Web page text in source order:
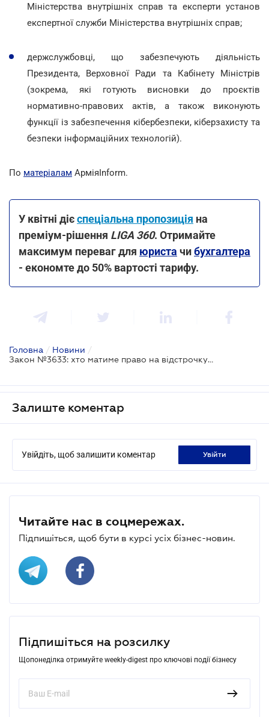
Міністерства внутрішніх справ та експерти установ
експертної служби Міністерства внутрішніх справ;
держслужбовці, що забезпечують діяльність
Президента, Верховної Ради та Кабінету Міністрів
(зокрема, які готують висновки до проєктів
нормативно-правових актів, а також виконують
функції із забезпечення кібербезпеки, кіберзахисту та
безпеки інформаційних технологій).
По матеріалам АрміяInform.
У квітні дієспеціальна пропозиція на
преміум-рішення LIGA 360. Отримайте
максимум переваг для юриста чибухгалтера
- економте до 50% вартості тарифу.
Головна / Новини /
Закон №3633: хто матиме право на відстрочку від мобілізації
Залиште коментар
Увійдіть, щоб залишити коментар увійти
Читайте нас в соцмережах.
Підпишіться, щоб бути в курсі усіх бізнес-новин.
Підпишіться на розсилку
Щопонеділка отримуйте weekly-digest про ключові події бізнесу